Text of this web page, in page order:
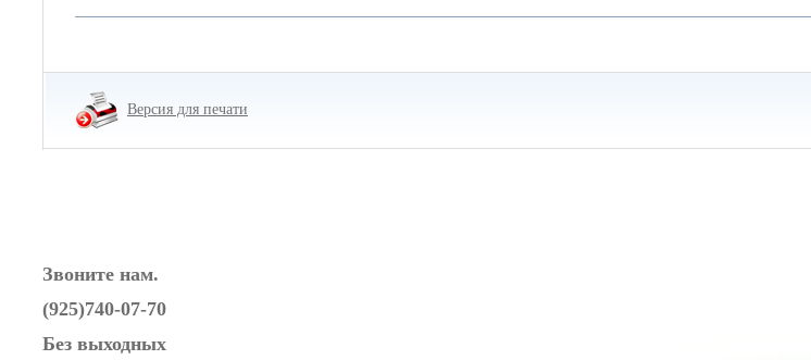
Версия для печати
Звоните нам.
(925)740-07-70
Без выходных